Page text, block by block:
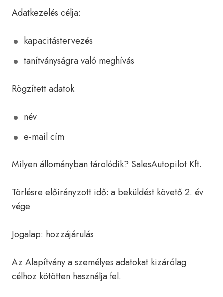
Adatkezelés célja:
kapacitástervezés
tanítványságra való meghívás
Rögzített adatok
név
e-mail cím
Milyen állományban tárolódik? SalesAutopilot Kft.
Törlésre előirányzott idő: a beküldést követő 2. év
vége
Jogalap: hozzájárulás
Az Alapítvány a személyes adatokat kizárólag
célhoz kötötten használja fel.